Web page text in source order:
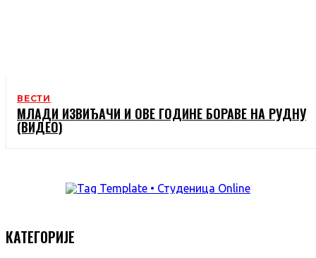
ВЕСТИ
МЛАДИ ИЗВИЂАЧИ И ОВЕ ГОДИНЕ БОРАВЕ НА РУДНУ
(ВИДЕО)
КАТЕГОРИЈЕ